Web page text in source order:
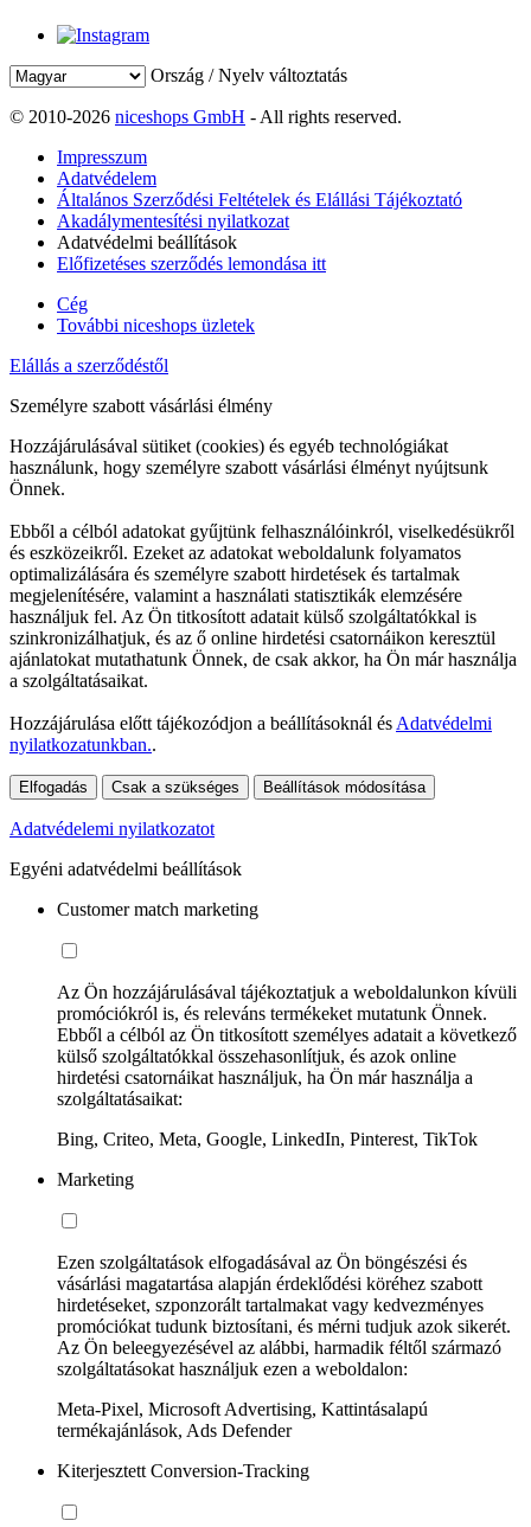
Ország / Nyelv változtatás
© 2010-2026 niceshops GmbH - All rights reserved.
Impresszum
Adatvédelem
Általános Szerződési Feltételek és Elállási Tájékoztató
Akadálymentesítési nyilatkozat
Adatvédelmi beállítások
Előfizetéses szerződés lemondása itt
Cég
További niceshops üzletek
Elállás a szerződéstől
Személyre szabott vásárlási élmény
Hozzájárulásával sütiket (cookies) és egyéb technológiákat
használunk, hogy személyre szabott vásárlási élményt nyújtsunk
Önnek.
Ebből a célból adatokat gyűjtünk felhasználóinkról, viselkedésükről
és eszközeikről. Ezeket az adatokat weboldalunk folyamatos
optimalizálására és személyre szabott hirdetések és tartalmak
megjelenítésére, valamint a használati statisztikák elemzésére
használjuk fel. Az Ön titkosított adatait külső szolgáltatókkal is
szinkronizálhatjuk, és az ő online hirdetési csatornáikon keresztül
ajánlatokat mutathatunk Önnek, de csak akkor, ha Ön már használja
a szolgáltatásaikat.
Hozzájárulása előtt tájékozódjon a beállításoknál és Adatvédelmi
nyilatkozatunkban..
Elfogadás Csak a szükséges Beállítások módosítása
Adatvédelemi nyilatkozatot
Egyéni adatvédelmi beállítások
Customer match marketing
Az Ön hozzájárulásával tájékoztatjuk a weboldalunkon kívüli
promóciókról is, és releváns termékeket mutatunk Önnek.
Ebből a célból az Ön titkosított személyes adatait a következő
külső szolgáltatókkal összehasonlítjuk, és azok online
hirdetési csatornáikat használjuk, ha Ön már használja a
szolgáltatásaikat:
Bing, Criteo, Meta, Google, LinkedIn, Pinterest, TikTok
Marketing
Ezen szolgáltatások elfogadásával az Ön böngészési és
vásárlási magatartása alapján érdeklődési köréhez szabott
hirdetéseket, szponzorált tartalmakat vagy kedvezményes
promóciókat tudunk biztosítani, és mérni tudjuk azok sikerét.
Az Ön beleegyezésével az alábbi, harmadik féltől származó
szolgáltatásokat használjuk ezen a weboldalon:
Meta-Pixel, Microsoft Advertising, Kattintásalapú
termékajánlások, Ads Defender
Kiterjesztett Conversion-Tracking